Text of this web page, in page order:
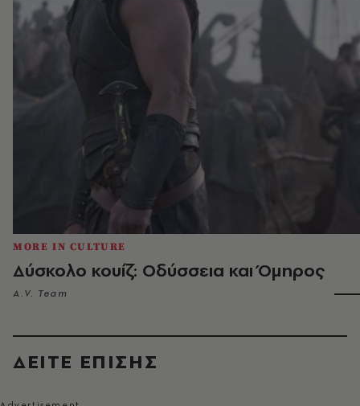
MORE IN CULTURE
Δύσκολο κουίζ: Οδύσσεια και Όμηρος
A.V. Team
ΔΕΙΤΕ ΕΠΙΣΗΣ